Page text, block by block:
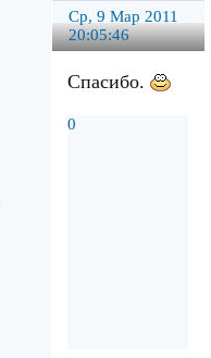
Ср, 9 Мар 2011
20:05:46
Спасибо.
0